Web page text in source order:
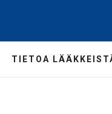
TIETOA